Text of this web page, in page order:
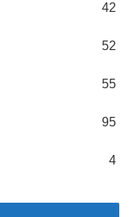
42
52
55
95
4